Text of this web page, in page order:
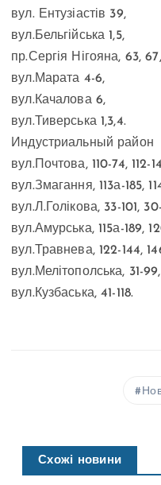
вул. Ентузіастів 39,
вул.Бельгійська 1,5,
пр.Сергія Нігояна, 63, 67,
вул.Марата 4-6,
вул.Качалова 6,
Индустриальный
вул.Почтова, 110-74, 112-
вул.Змагання, 113а-185,
вул.Л.Голікова, 33-101,
вул.Амурська, 115а-189,
вул.Травнева, 122-144,
вул.Мелітополська, 31-
вул.Кузбаська,
Схожі новини